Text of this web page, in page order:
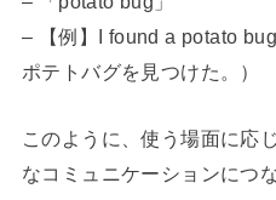
– 【例】I found a potato
ポテトバグを見つけた。）
このように、使う場面に応
なコミュニケーションにつ